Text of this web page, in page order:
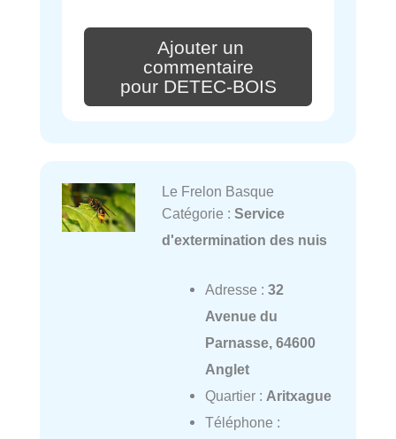
Ajouter un
commentaire
pour DETEC-BOIS
Le Frelon Basque
Catégorie : Service
d'extermination des nuis
Adresse : 32
Avenue du
Parnasse, 64600
Anglet
Quartier : Aritxague
Téléphone :